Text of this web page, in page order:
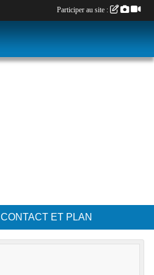
CONTACT ET PLAN
Participer au site :